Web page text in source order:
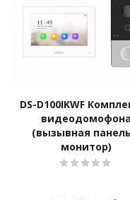
DS-D100IKWF
видеодомофона
(вызывная
монитор)